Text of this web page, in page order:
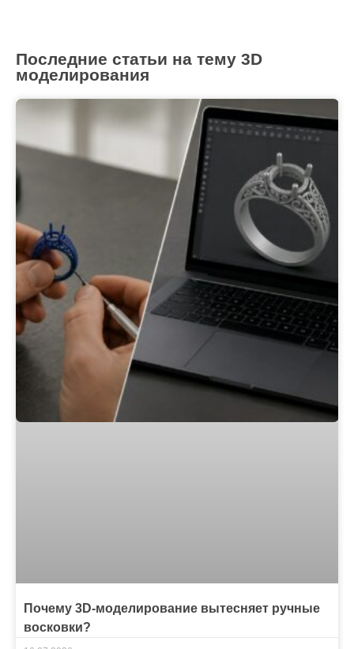
Последние статьи на тему 3D
моделирования
Почему 3D-моделирование вытесняет ручные
восковки?